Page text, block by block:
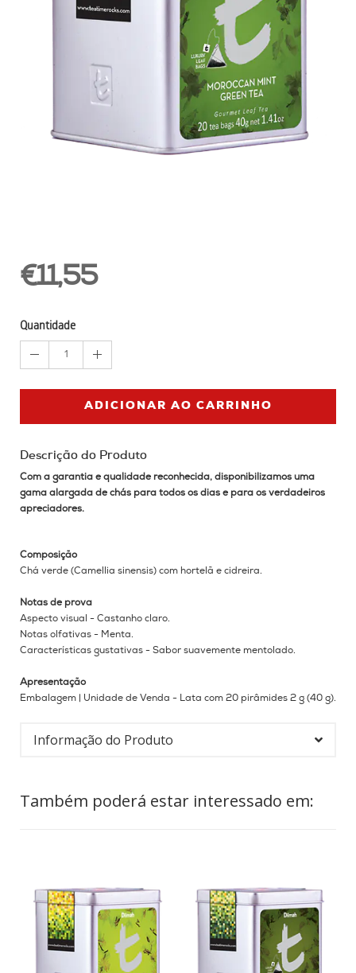
€11,55
Quantidade
1
ADICIONAR AO CARRINHO
Descrição do Produto
Com a garantia e qualidade reconhecida, disponibilizamos uma
gama alargada de chás para todos os dias e para os verdadeiros
apreciadores.
Composição
Chá verde (Camellia sinensis) com hortelã e cidreira.
Notas de prova
Aspecto visual - Castanho claro.
Notas olfativas - Menta.
Características gustativas - Sabor suavemente mentolado.
Apresentação
Embalagem | Unidade de Venda - Lata com 20 pirâmides 2 g (40 g).
Informação do Produto
Também poderá estar interessado em: